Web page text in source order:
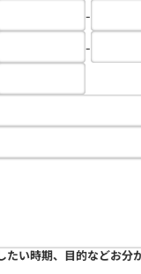
-
-
たい時期、目的などお分